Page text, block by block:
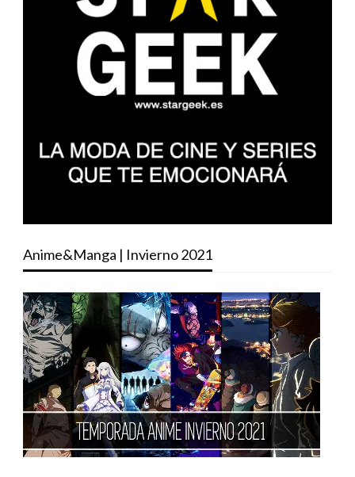
Anime&Manga | Invierno 2021